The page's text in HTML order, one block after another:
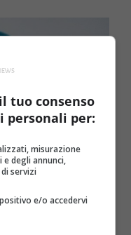
tuo consenso
personali per:
misurazione
degli annunci,
servizi
e/o accedervi